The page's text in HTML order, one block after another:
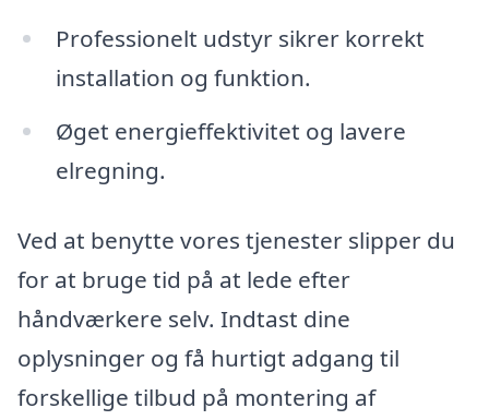
Professionelt udstyr sikrer korrekt
installation og funktion.
Øget energieffektivitet og lavere
elregning.
Ved at benytte vores tjenester slipper du
for at bruge tid på at lede efter
håndværkere selv. Indtast dine
oplysninger og få hurtigt adgang til
forskellige tilbud på montering af